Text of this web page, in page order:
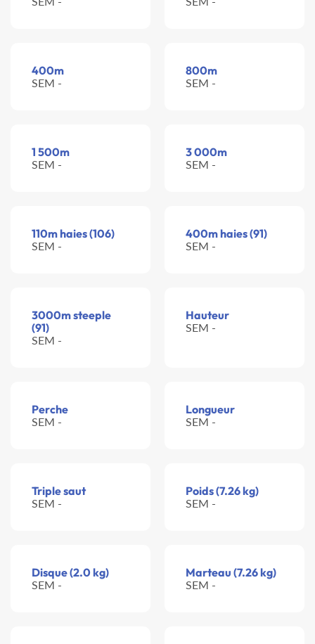
400m
SEM -
800m
SEM -
1 500m
SEM -
3 000m
SEM -
110m haies (106)
SEM -
400m haies (91)
SEM -
3000m steeple
(91)
SEM -
Hauteur
SEM -
Perche
SEM -
Longueur
SEM -
Triple saut
SEM -
Poids (7.26 kg)
SEM -
Disque (2.0 kg)
SEM -
Marteau (7.26 kg)
SEM -